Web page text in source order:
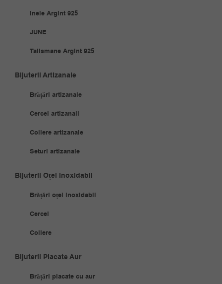
Inele Argint 925
JUNE
Talismane Argint 925
Bijuterii Artizanale
Brățări artizanale
Cercei artizanali
Coliere artizanale
Seturi artizanale
Bijuterii Oțel Inoxidabil
Brățări oțel inoxidabil
Cercei
Coliere
Bijuterii Placate Aur
Brățări placate cu aur